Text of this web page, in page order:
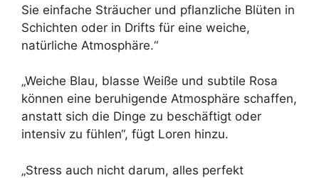
Sie einfache Sträucher und pflanzliche Blüten in
Schichten oder in Drifts für eine weiche,
natürliche Atmosphäre.“
„Weiche Blau, blasse Weiße und subtile Rosa
können eine beruhigende Atmosphäre schaffen,
anstatt sich die Dinge zu beschäftigt oder
intensiv zu fühlen“, fügt Loren hinzu.
„Stress auch nicht darum, alles perfekt